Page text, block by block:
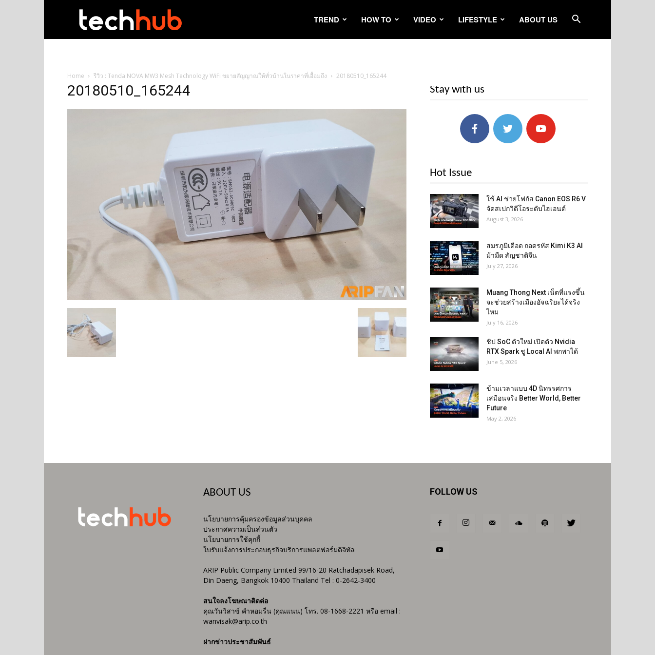
TREND HOW TO VIDEO LIFESTYLE ABOUT US
Home รีวิว : Tenda NOVA MW3 Mesh Technology WiFi ขยายสัญญาณให้ทั่วบ้านในราคาที่เอื้อมถึง 20180510_165244
20180510_165244 Stay with us
Hot Issue
ใช้ AI ช่วยโฟกัส Canon EOS R6 V
จัดสเปกวิดีโอระดับไฮเอนด์
August 3, 2026
สมรภูมิเดือด ถอดรหัส Kimi K3 AI
ม้ามืด สัญชาติจีน
July 27, 2026
Muang Thong Next เน็ตที่แรงขึ้น
จะช่วยสร้างเมืองอัจฉริยะได้จริง
ไหม
July 16, 2026
ชิป SoC ตัวใหม่ เปิดตัว Nvidia
RTX Spark ชู Local AI พกพาได้
June 5, 2026
ข้ามเวลาแบบ 4D นิทรรศการ
เสมือนจริง Better World, Better
Future
May 2, 2026
ABOUT US
นโยบายการคุ้มครองข้อมูลส่วนบุคคล
ประกาศความเป็นส่วนตัว
นโยบายการใช้คุกกี้
ใบรับแจ้งการประกอบธุรกิจบริการแพลตฟอร์มดิจิทัล
ARIP Public Company Limited 99/16-20 Ratchadapisek Road,
Din Daeng, Bangkok 10400 Thailand Tel : 0-2642-3400
สนใจลงโฆษณาติดต่อ
คุณวันวิสาข์ คำหอมรื่น (คุณแนน) โทร. 08-1668-2221 หรือ email :
wanvisak@arip.co.th
ฝากข่าวประชาสัมพันธ์
FOLLOW US